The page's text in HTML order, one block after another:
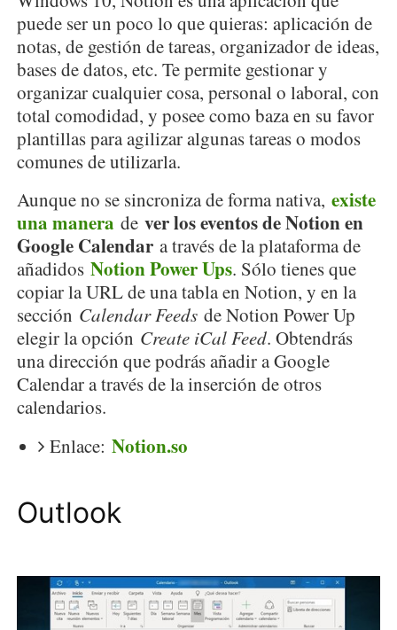
puede ser un poco lo que quieras: aplicación de
notas, de gestión de tareas, organizador de ideas,
bases de datos, etc. Te permite gestionar y
organizar cualquier cosa, personal o laboral, con
total comodidad, y posee como baza en su favor
plantillas para agilizar algunas tareas o modos
comunes de utilizarla.
Aunque no se sincroniza de forma nativa, existe
una manera de ver los eventos de Notion en
Google Calendara través de la plataforma de
añadidos Notion Power Ups. Sólo tienes que
copiar la URL de una tabla en Notion, y en la
sección Calendar Feedsde Notion Power Up
elegir la opción Create iCal Feed. Obtendrás
una dirección que podrás añadir a Google
Calendar a través de la inserción de otros
calendarios.
Enlace: Notion.so
Outlook